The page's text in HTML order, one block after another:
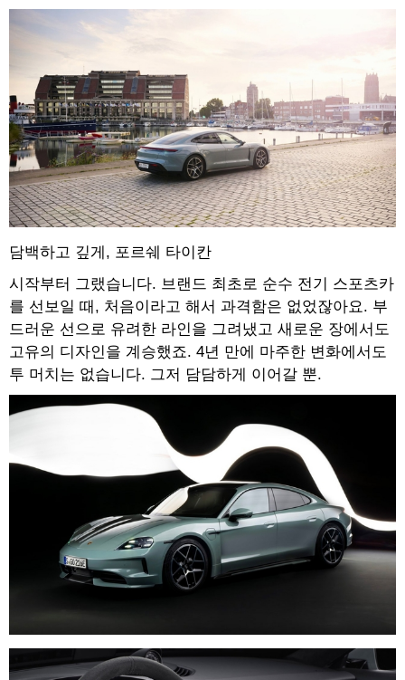
담백하고 깊게, 포르쉐 타이칸
시작부터 그랬습니다. 브랜드 최초로 순수 전기 스포츠카
를 선보일 때, 처음이라고 해서 과격함은 없었잖아요. 부
드러운 선으로 유려한 라인을 그려냈고 새로운 장에서도
고유의 디자인을 계승했죠. 4년 만에 마주한 변화에서도
투 머치는 없습니다. 그저 담담하게 이어갈 뿐.